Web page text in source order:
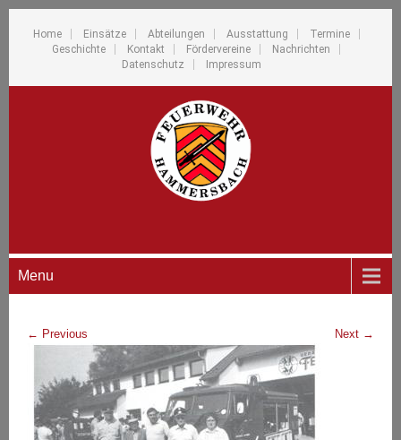
Home Einsätze Abteilungen Ausstattung
Termine
Geschichte
Kontakt Fördervereine
Nachrichten
Datenschutz
Impressum
Menu
← Previous Next →